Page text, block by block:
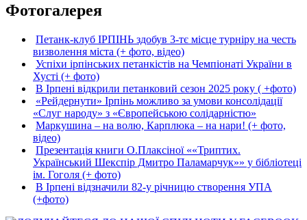
Фотогалерея
Петанк-клуб ІРПІНЬ здобув 3-тє місце турніру на честь
визволення міста (+ фото, відео)
Успіхи ірпінських петанкістів на Чемпіонаті України в
Хусті (+ фото)
В Ірпені відкрили петанковий сезон 2025 року ( +фото)
«Рейдернути» Ірпінь можливо за умови консолідації
«Слуг народу» з «Європейською солідарністю»
Маркушина – на волю, Карплюка – на нари! (+ фото,
відео)
Презентація книги О.Плаксіної ««Триптих.
Український Шекспір Дмитро Паламарчук»» у бібліотеці
ім. Гоголя (+ фото)
В Ірпені відзначили 82-у річницю створення УПА
(+фото)